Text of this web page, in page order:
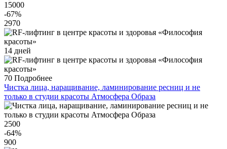
15000
-67%
2970
14 дней
70 Подробнее
Чистка лица, наращивание, ламинирование ресниц и не
только в студии красоты Атмосфера Образа
2500
-64%
900